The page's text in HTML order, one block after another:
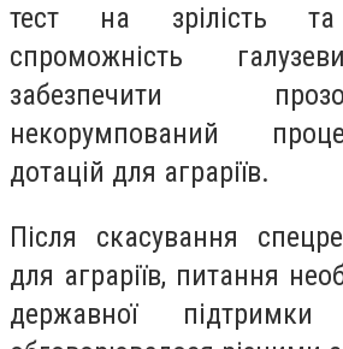
тест на зрілість та
спроможність
забезпечити
некорумпований
дотацій для аграріїв.
Після скасування
для аграріїв, питання
державної підтримки